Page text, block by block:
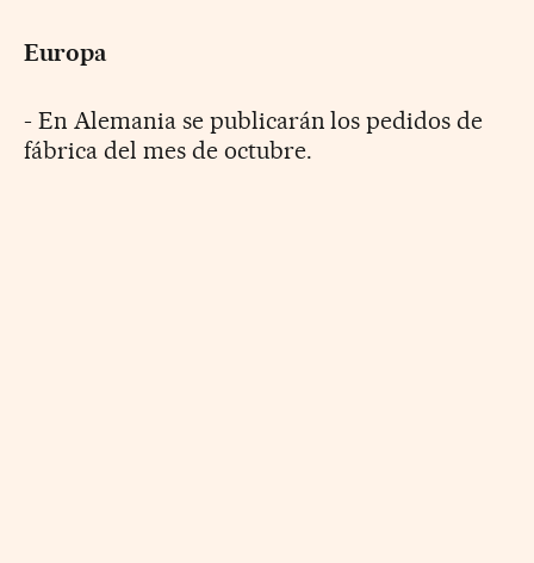
Europa
- En Alemania se publicarán los pedidos de
fábrica del mes de octubre.